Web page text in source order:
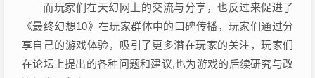
而玩家们在天幻网上的交流与分享，也反过来促进了
《最终幻想10》在玩家群体中的口碑传播，玩家们通过分
享自己的游戏体验，吸引了更多潜在玩家的关注，玩家们
在论坛上提出的各种问题和建议,也为游戏的后续研究与改